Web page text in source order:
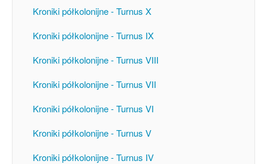
Kroniki półkolonijne - Turnus X
Kroniki półkolonijne - Turnus IX
Kroniki półkolonijne - Turnus VIII
Kroniki półkolonijne - Turnus VII
Kroniki półkolonijne - Turnus VI
Kroniki półkolonijne - Turnus V
Kroniki półkolonijne - Turnus IV